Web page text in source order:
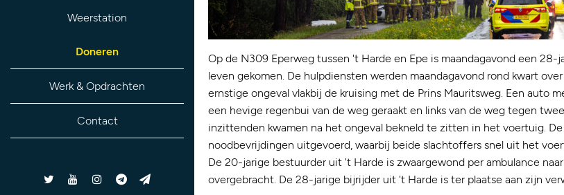
Weerstation
Doneren
Werk & Opdrachten
Contact
Op de N309 Eperweg tussen 't Harde en Epe is maandagavond een
leven gekomen. De hulpdiensten werden maandagavond rond kwart
ernstige ongeval vlakbij de kruising met de Prins Mauritsweg. Een auto
een hevige regenbui van de weg geraakt en links van de weg tegen
inzittenden kwamen na het ongeval bekneld te zitten in het voertuig.
noodbevrijdingen uitgevoerd, waarbij beide slachtoffers snel uit het
De 20-jarige bestuurder uit 't Harde is zwaargewond per ambulance
overgebracht. De 28-jarige bijrijder uit 't Harde is ter plaatse aan zijn